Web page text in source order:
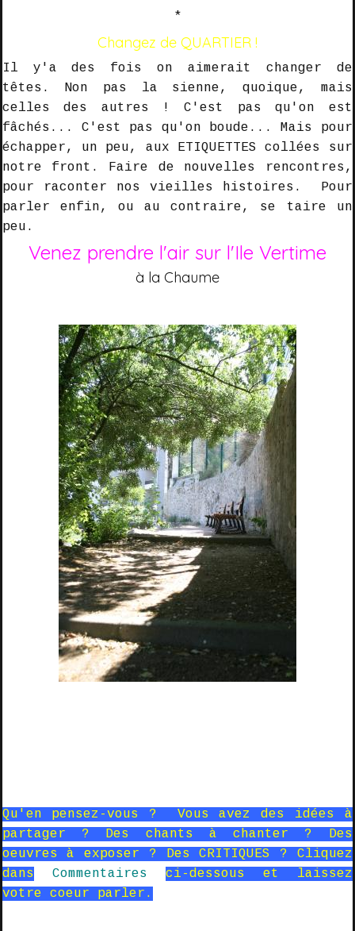
*
Changez de QUARTIER !
Il y'a des fois on aimerait changer de
têtes. Non pas la sienne, quoique, mais
celles des autres ! C'est pas qu'on est
fâchés... C'est pas qu'on boude... Mais pour
échapper, un peu, aux ETIQUETTES collées sur
notre front . Faire de nouvelles rencontres,
pour raconter nos vieilles histoires. Pour
parler enfin, ou au contraire, se taire un
peu.
Venez prendre l'air sur l'Ile Vertime
à la Chaume
Qu'en pensez-vous ? Vous avez des idées à
partager ? Des chants à chanter ? Des
oeuvres à exposer ? Des CRITIQUES ? Cliquez
dans
Commentaires
ci-dessous et laissez
votre coeur parler.